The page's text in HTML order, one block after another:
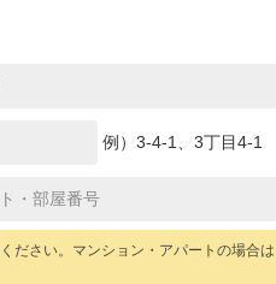
例）3-4-1、3丁目4-1
ださい。マンション・アパートの場合